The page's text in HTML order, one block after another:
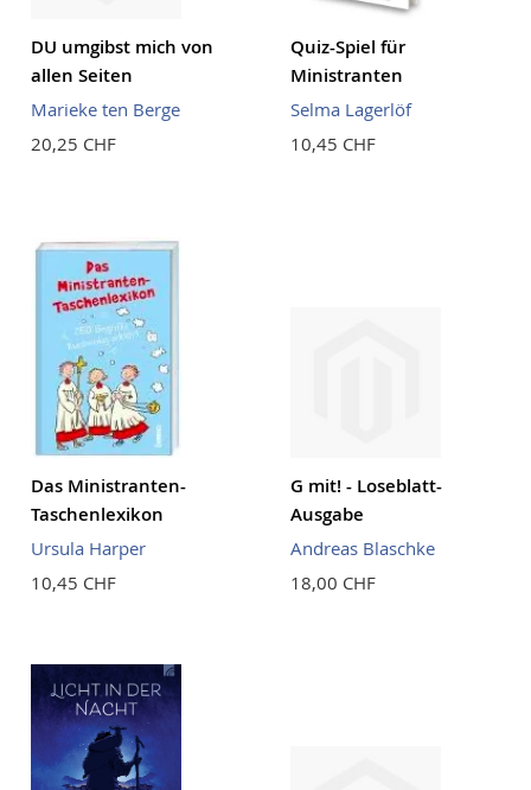
DU umgibst mich von
allen Seiten
Marieke ten Berge
20,25 CHF
Quiz-Spiel für
Ministranten
Selma Lagerlöf
10,45 CHF
Das Ministranten-
Taschenlexikon
Ursula Harper
10,45 CHF
G mit! - Loseblatt-
Ausgabe
Andreas Blaschke
18,00 CHF